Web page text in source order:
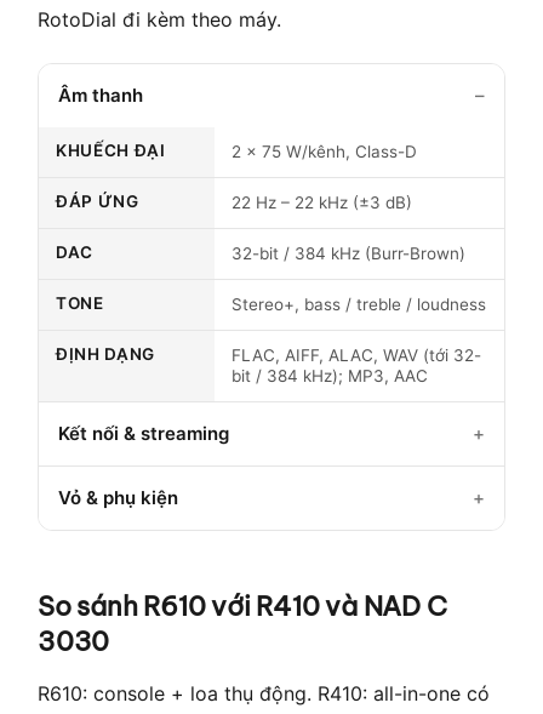
RotoDial đi kèm theo máy.
Âm thanh
KHUẾCH ĐẠI 2 × 75 W/kênh, Class-D
ĐÁP ỨNG 22 Hz – 22 kHz (±3 dB)
DAC 32-bit / 384 kHz (Burr-Brown)
TONE Stereo+, bass / treble / loudness
ĐỊNH DẠNG
FLAC, AIFF, ALAC, WAV (tới 32-
bit / 384 kHz); MP3, AAC
Kết nối & streaming
Vỏ & phụ kiện
So sánh R610 với R410 và NAD C
3030
R610: console + loa thụ động. R410: all-in-one có